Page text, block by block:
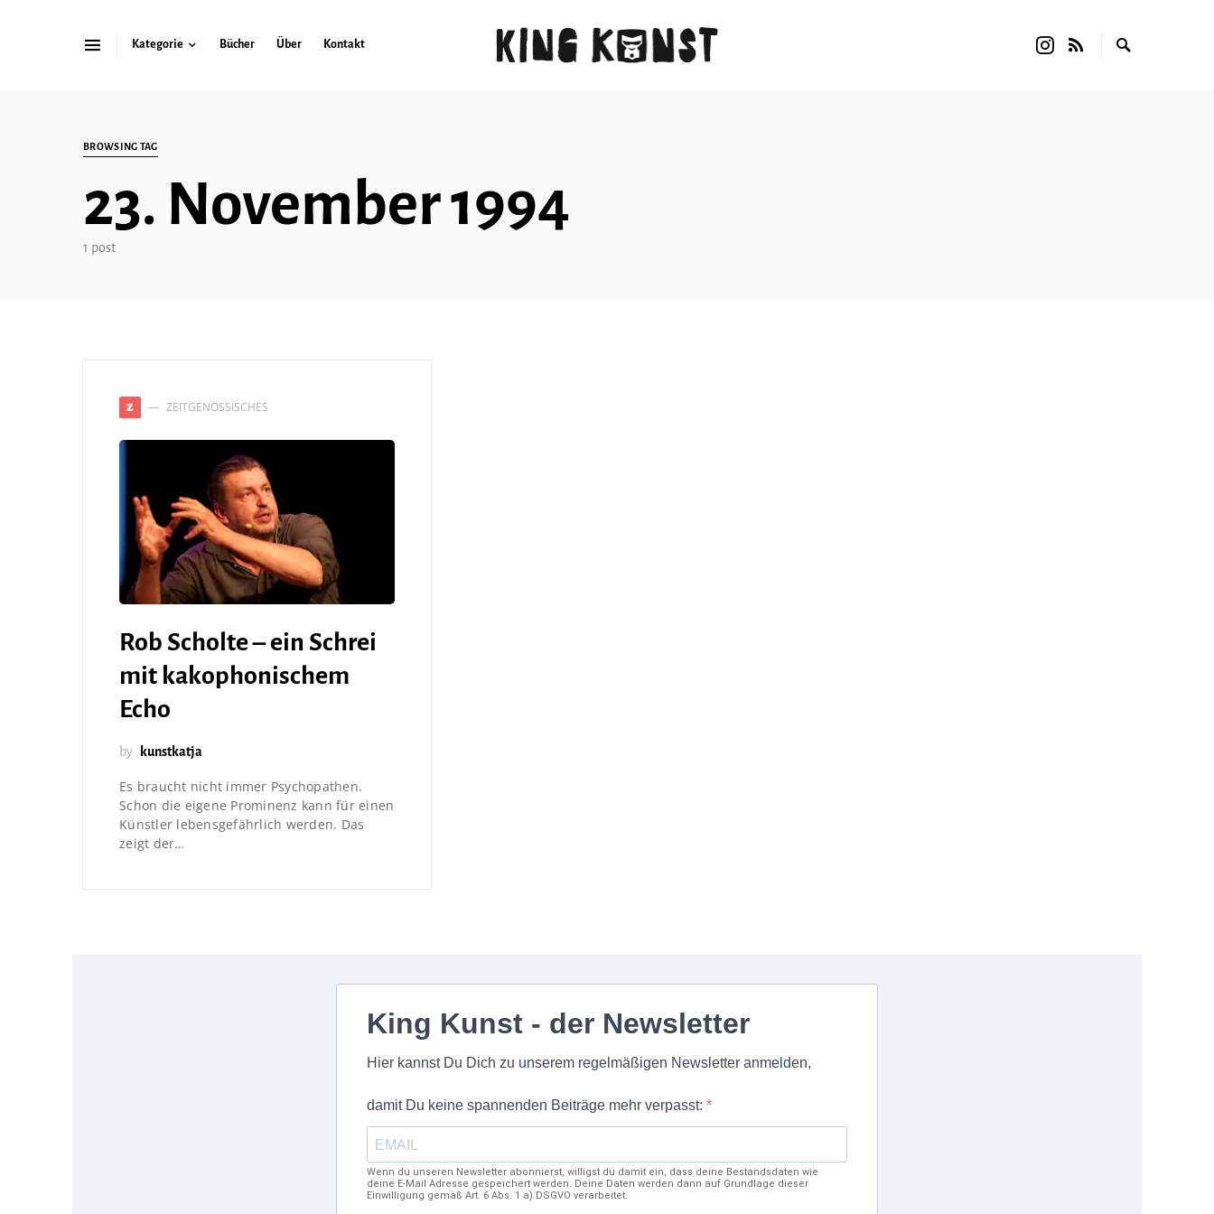
Kategorie Bücher Über Kontakt
BROWSING TAG
23. November 1994
1 post
Z ZEITGENÖSSISCHES
Rob Scholte – ein Schrei
mit kakophonischem
Echo
by kunstkatja
Es braucht nicht immer Psychopathen.
Schon die eigene Prominenz kann für einen
Künstler lebensgefährlich werden. Das
zeigt der…